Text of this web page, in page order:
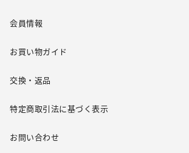
会員情報
お買い物ガイド
交換・返品
特定商取引法に基づく表示
お問い合わせ